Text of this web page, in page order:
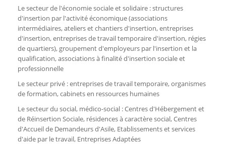
Le secteur de l'économie sociale et solidaire : structures
d'insertion par l'activité économique (associations
intermédiaires, ateliers et chantiers d'insertion, entreprises
d'insertion, entreprises de travail temporaire d'insertion, régies
de quartiers), groupement d'employeurs par l'insertion et la
qualification, associations à finalité d'insertion sociale et
professionnelle
Le secteur privé : entreprises de travail temporaire, organismes
de formation, cabinets en ressources humaines
Le secteur du social, médico-social : Centres d'Hébergement et
de Réinsertion Sociale, résidences à caractère social, Centres
d'Accueil de Demandeurs d'Asile, Etablissements et services
d'aide par le travail, Entreprises Adaptées